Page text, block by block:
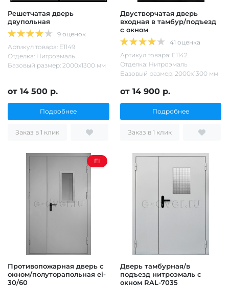
Решетчатая дверь
двупольная
9 оценок
Артикул товара: Е1149
Отделка: Нитроэмаль
Базовый размер: 2000х1300 мм
от 14 500 р.
Подробнее
Заказ в 1 клик
Двустворчатая дверь
входная в тамбур/подъезд
с окном
41 оценка
Артикул товара: Е1142
Отделка: Нитроэмаль
Базовый размер: 2000х1300 мм
от 14 900 р.
Подробнее
Заказ в 1 клик
EI
Противопожарная дверь с
окном/полуторапольная ei-
30/60
Дверь тамбурная/в
подъезд нитроэмаль с
окном RAL-7035